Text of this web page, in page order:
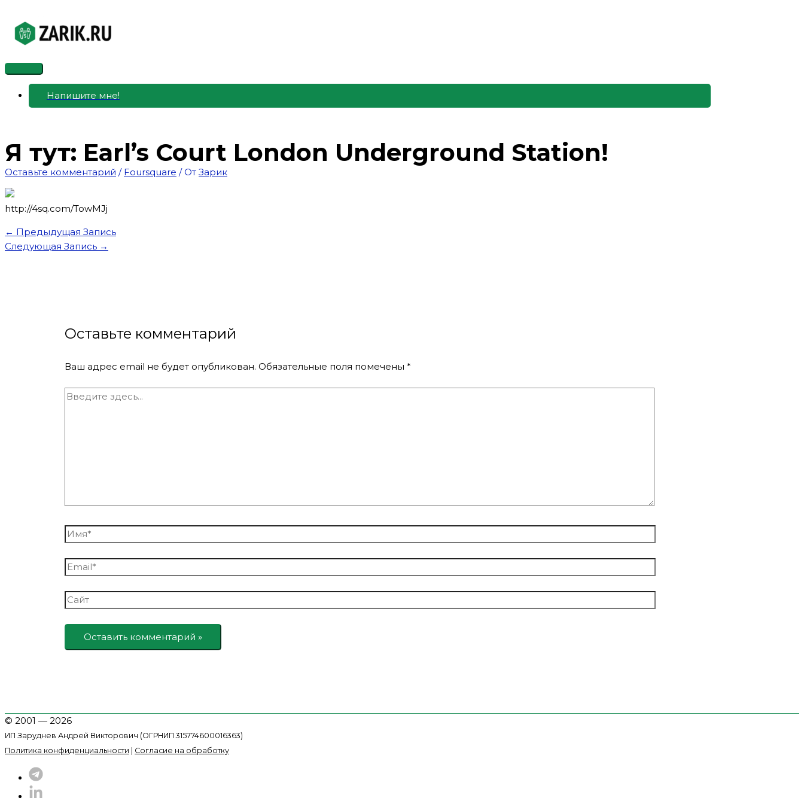
содержимому
Главное
меню
Напишите мне!
Я тут: Earl’s Court London Underground Station!
Оставьте комментарий / Foursquare / От Зарик
http://4sq.com/TowMJj
← Предыдущая Запись
Следующая Запись →
Оставьте комментарий
Ваш адрес email не будет опубликован. Обязательные поля помечены*
Введите
Имя*
Email*
Сайт
© 2001 — 2026
ИП Заруднев Андрей Викторович (ОГРНИП 315774600016363)
Политика конфиденциальности
Согласие на обработку